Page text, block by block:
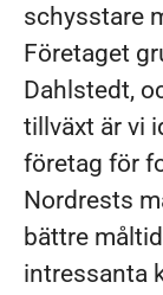
schysstare
Företaget
Dahlstedt,
tillväxt är vi
företag för
Nordrests
bättre
intressanta